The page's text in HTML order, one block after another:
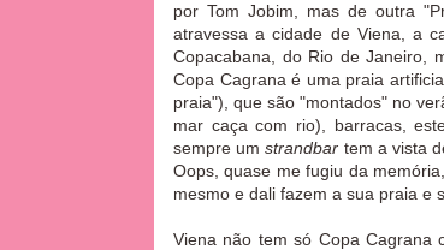
por Tom Jobim, mas de outra
atravessa a cidade de Viena, a
Copacabana, do Rio de Janeiro,
Copa Cagrana é uma praia
praia"), que são "montados" no
mar caça com rio), barracas,
sempre umstrandbar tem a vista
Oops, quase me fugiu da
mesmo e dali fazem a sua praia e
Viena não tem só Copa Cagrana